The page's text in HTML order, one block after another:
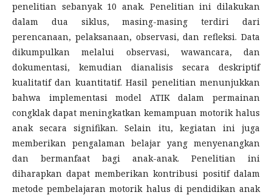
penelitian sebanyak 10 anak. Penelitian ini dilakukan
dalam dua siklus, masing-masing terdiri dari
perencanaan, pelaksanaan, observasi, dan refleksi. Data
dikumpulkan melalui observasi, wawancara, dan
dokumentasi, kemudian dianalisis secara deskriptif
kualitatif dan kuantitatif. Hasil penelitian menunjukkan
bahwa implementasi model ATIK dalam permainan
congklak dapat meningkatkan kemampuan motorik halus
anak secara signifikan. Selain itu, kegiatan ini juga
memberikan pengalaman belajar yang menyenangkan
dan bermanfaat bagi anak-anak. Penelitian ini
diharapkan dapat memberikan kontribusi positif dalam
metode pembelajaran motorik halus di pendidikan anak